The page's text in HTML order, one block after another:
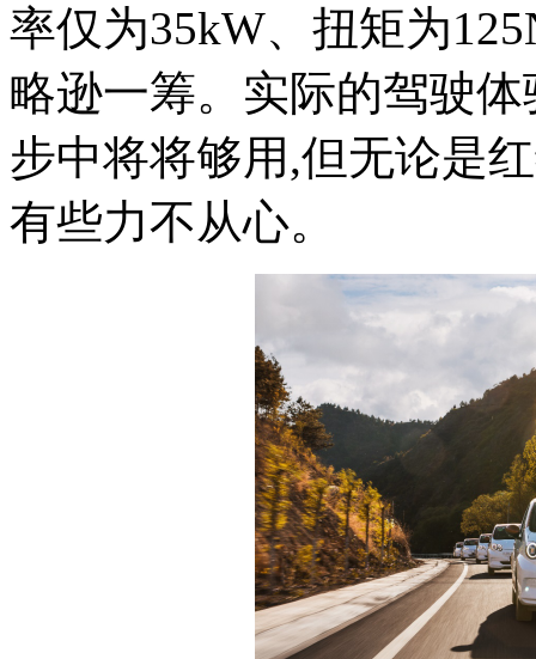
率仅为35kW、扭矩为
略逊一筹。实际的驾驶
步中将将够用,但无论是
有些力不从心。